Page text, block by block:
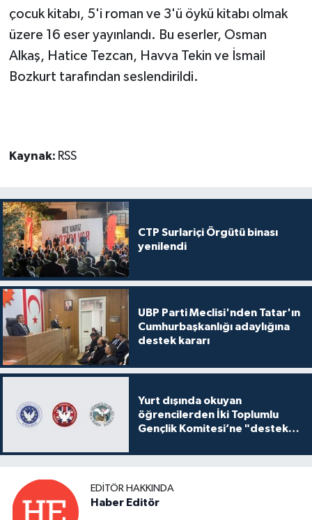
çocuk kitabı, 5'i roman ve 3'ü öykü kitabı olmak
üzere 16 eser yayınlandı. Bu eserler, Osman
Alkaş, Hatice Tezcan, Havva Tekin ve İsmail
Bozkurt tarafından seslendirildi.
Kaynak: RSS
CTP Surlariçi Örgütü binası
yenilendi
UBP Parti Meclisi'nden Tatar'ın
Cumhurbaşkanlığı adaylığına
destek kararı
Yurt dışında okuyan
öğrencilerden İki Toplumlu
Gençlik Komitesi’ne "destek
EDITÖR HAKKINDA
Haber Editör